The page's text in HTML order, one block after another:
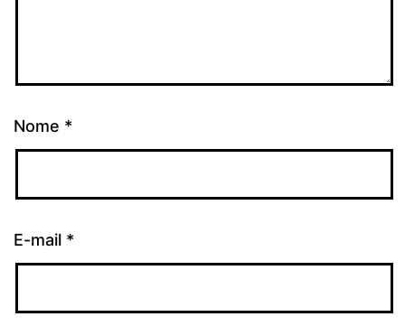
Nome *
E-mail *